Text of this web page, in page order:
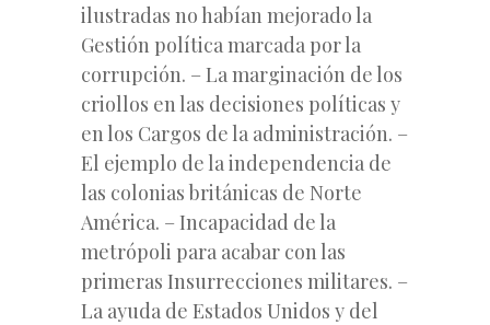
ilustradas no habían mejorado la
Gestión política marcada por la
corrupción. – La marginación de los
criollos en las decisiones políticas y
en los Cargos de la administración. –
El ejemplo de la independencia de
las colonias británicas de Norte
América. – Incapacidad de la
metrópoli para acabar con las
primeras Insurrecciones militares. –
La ayuda de Estados Unidos y del